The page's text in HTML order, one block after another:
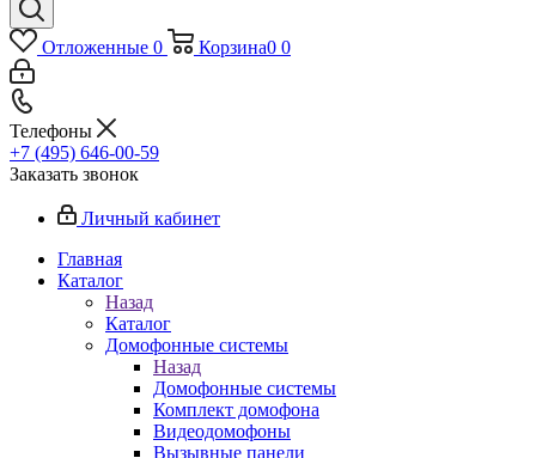
Отложенные 0 Корзина0 0
Телефоны
+7 (495) 646-00-59
Заказать звонок
Личный кабинет
Главная
Каталог
Назад
Каталог
Домофонные системы
Назад
Домофонные системы
Комплект домофона
Видеодомофоны
Вызывные панели